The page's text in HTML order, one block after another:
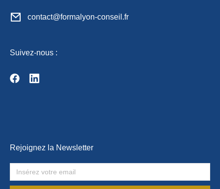
contact@formalyon-conseil.fr
Suivez-nous :
Rejoignez la Newsletter